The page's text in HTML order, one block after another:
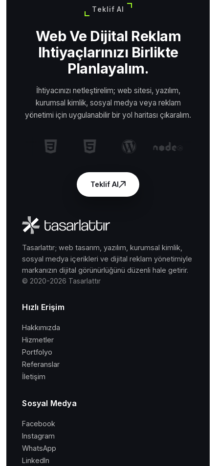
Teklif Al
Web Ve Dijital Reklam
Ihtiyaçlarınızı Birlikte
Planlayalım.
İhtiyacınızı netleştirelim; web sitesi, yazılım,
kurumsal kimlik, sosyal medya veya reklam
yönetimi için uygulanabilir bir yol haritası çıkaralım.
Teklif Al
Tasarlattır; web tasarım, yazılım, kurumsal kimlik,
sosyal medya içerikleri ve dijital reklam yönetimiyle
markanızın dijital görünürlüğünü düzenli hale getirir.
© 2020-2026 Tasarlattır
Hızlı Erişim
Hakkımızda
Hizmetler
Portfolyo
Referanslar
İletişim
Sosyal Medya
Facebook
Instagram
WhatsApp
LinkedIn